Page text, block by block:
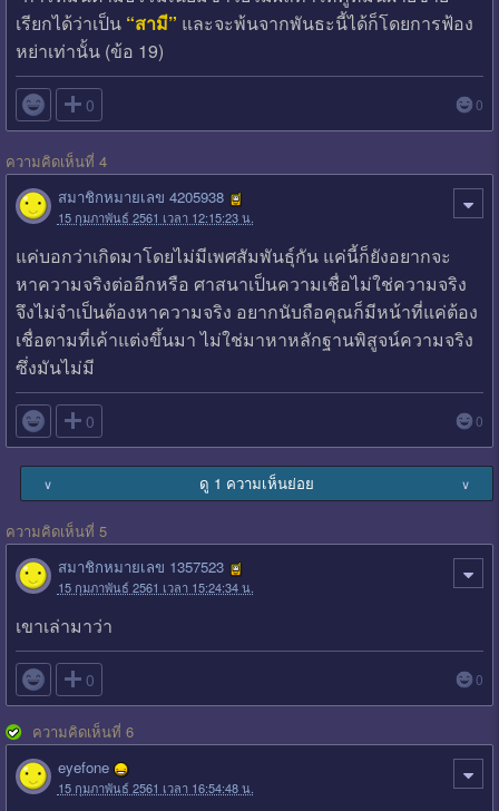
เรียกได้ว่าเป็น “สามี” และจะพ้นจากพันธะนี้ได้ก็โดยการฟ้อง
หย่าเท่านั้น (ข้อ 19)
 0 0
ความคิดเห็นที่ 4
สมาชิกหมายเลข 4205938
15 กุมภาพันธ์ 2561 เวลา 12:15:23 น.
แค่บอกว่าเกิดมาโดยไม่มีเพศสัมพันธุ์กัน แค่นี้ก็ยังอยากจะ
หาความจริงต่ออีกหรือ ศาสนาเป็นความเชื่อไม่ใช่ความจริง
จึงไม่จำเป็นต้องหาความจริง อยากนับถือคุณก็มีหน้าที่แค่ต้อง
เชื่อตามที่เค้าแต่งขึ้นมา ไม่ใช่มาหาหลักฐานพิสูจน์ความจริง
ซึ่งมันไม่มี
 0 0
∨ ดู 1 ความเห็นย่อย ∨
ความคิดเห็นที่ 5
สมาชิกหมายเลข 1357523
15 กุมภาพันธ์ 2561 เวลา 15:24:34 น.
เขาเล่ามาว่า
 0 0
ความคิดเห็นที่ 6
eyefone
15 กุมภาพันธ์ 2561 เวลา 16:54:48 น.